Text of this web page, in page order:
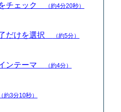
チェック （約4分20秒）
だけを選択 （約5分）
ンテーマ （約4分）
（約3分10秒）